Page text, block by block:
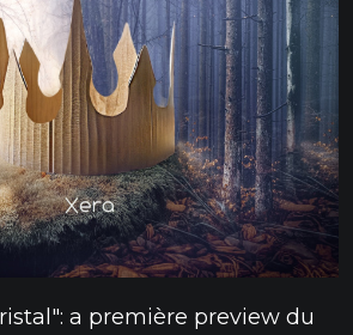
a première preview du